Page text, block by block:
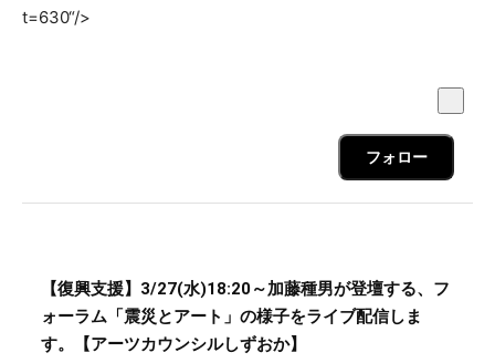
t=630“/>
フォロー
【復興支援】3/27(水)18:20～加藤種男が登壇する、フ
ォーラム「震災とアート」の様子をライブ配信しま
す。【アーツカウンシルしずおか】